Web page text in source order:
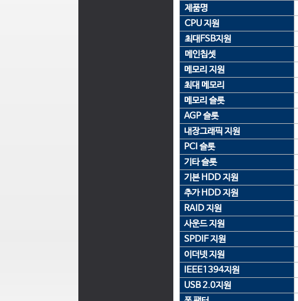
제품명
CPU 지원
최대FSB지원
메인칩셋
메모리 지원
최대 메모리
메모리 슬롯
AGP 슬롯
내장그래픽 지원
PCI 슬롯
기타 슬롯
기본 HDD 지원
추가 HDD 지원
RAID 지원
사운드 지원
SPDIF 지원
이더넷 지원
IEEE1394지원
USB 2.0지원